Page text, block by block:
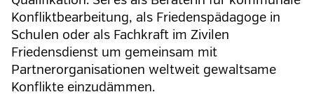
Konfliktbearbeitung, als Friedenspädagoge in
Schulen oder als Fachkraft im Zivilen
Friedensdienst um gemeinsam mit
Partnerorganisationen weltweit gewaltsame
Konflikte einzudämmen.